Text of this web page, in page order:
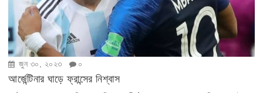
জুন ৩০, ২০২৩ ০
আর্জেন্টিনার ঘাড়ে ফ্রান্সের নিশ্বাস